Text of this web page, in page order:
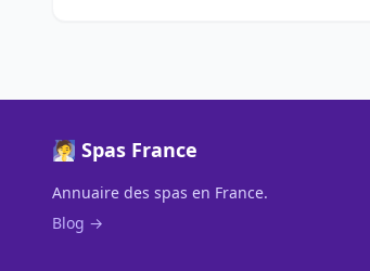
🧖 Spas France
Annuaire des spas en France.
Blog →